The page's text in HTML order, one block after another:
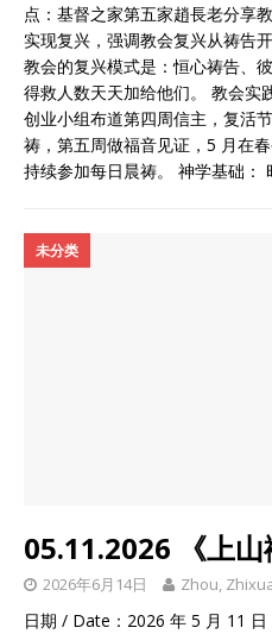
点：基督之家第五家趙長老分享
实现复兴，强调教会复兴从祷告
教会的复兴模式是：恒心祷告、
得救人数天天加给他们。 教会实
创业小组布道第四周信主，复活
祷，第五周做福音见证，5 月在
持续参加每日晨祷。 神学基础：
未分类
05.11.2026 《上山
2026年6月14日 Zhou,
日期 / Date：2026 年 5 月 11